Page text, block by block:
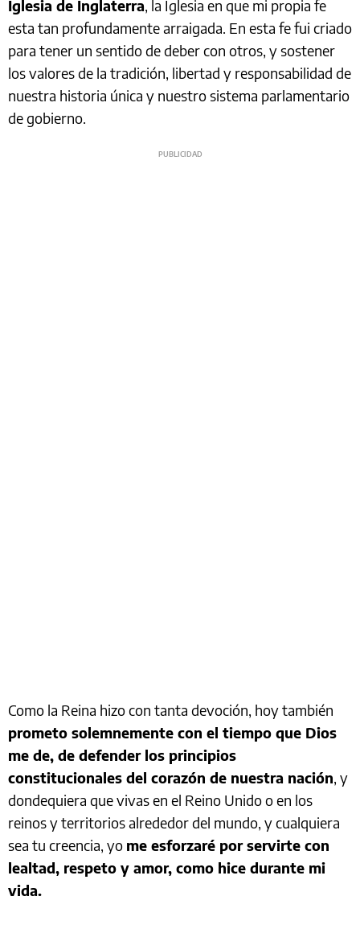
Iglesia de Inglaterra, la Iglesia en que mi propia fe
esta tan profundamente arraigada. En esta fe fui criado
para tener un sentido de deber con otros, y sostener
los valores de la tradición, libertad y responsabilidad de
nuestra historia única y nuestro sistema parlamentario
de gobierno.
Como la Reina hizo con tanta devoción, hoy también
prometo solemnemente con el tiempo que Dios
me de, de defender los principios
constitucionales del corazón de nuestra nación, y
dondequiera que vivas en el Reino Unido o en los
reinos y territorios alrededor del mundo, y cualquiera
sea tu creencia, yo me esforzaré por servirte con
lealtad, respeto y amor, como hice durante mi
vida.